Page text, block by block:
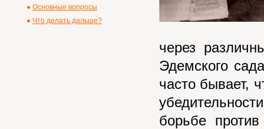
через
Эдемского
часто бывает,
борьбе
Основные вопросы
Что делать дальше?